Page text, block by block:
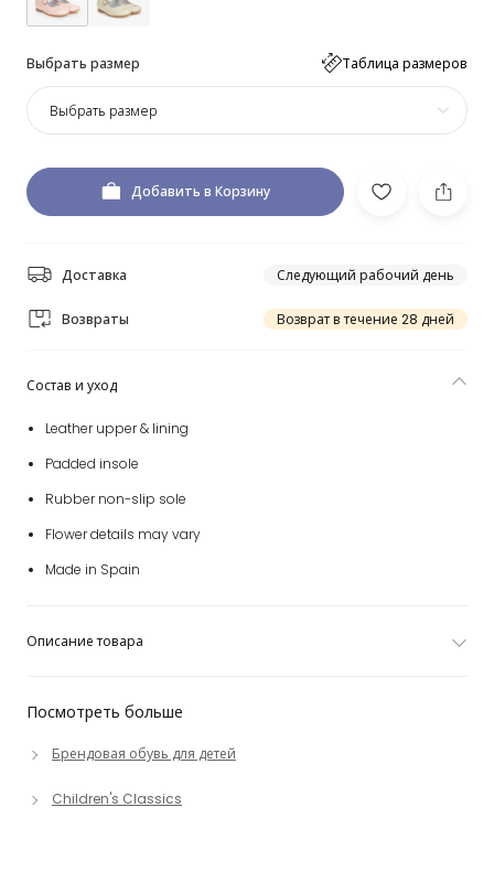
Выбрать размер Таблица размеров
Выбрать размер
Добавить в Корзину
Доставка Следующий рабочий день
Возвраты Возврат в течение 28 дней
Посмотреть больше
Брендовая обувь для детей
Children's Classics
Состав и уход
Leather upper & lining
Padded insole
Rubber non-slip sole
Flower details may vary
Made in Spain
Описание товара